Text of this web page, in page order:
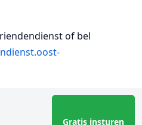
of bel
Gratis insturen